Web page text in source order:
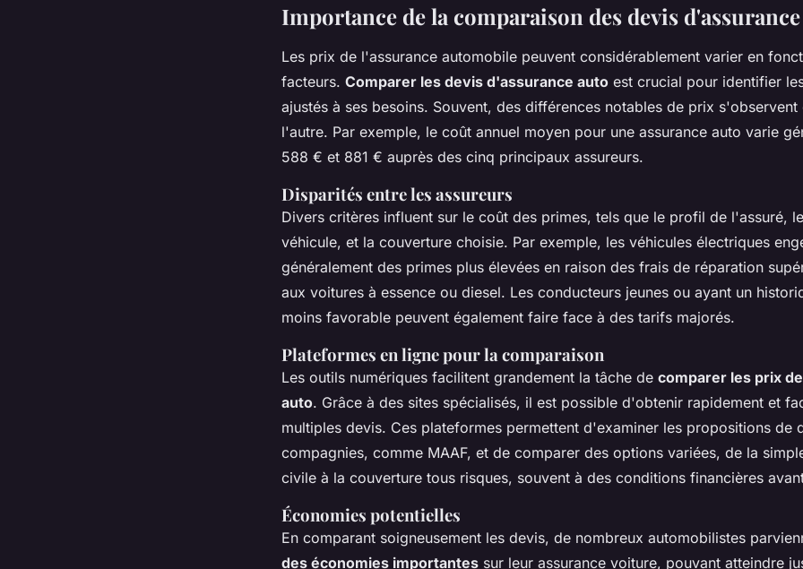
Importance de la comparaison des devis
Les prix de l'assurance automobile peuvent considérablement varier en
facteurs. Comparer les devis d'assurance auto est crucial pour identifier
ajustés à ses besoins. Souvent, des différences notables de prix s'observent
l'autre. Par exemple, le coût annuel moyen pour une assurance auto varie
588 € et 881 € auprès des cinq principaux assureurs.
Disparités entre les assureurs
Divers critères influent sur le coût des primes, tels que le profil de l'assuré,
véhicule, et la couverture choisie. Par exemple, les véhicules électriques
généralement des primes plus élevées en raison des frais de réparation
aux voitures à essence ou diesel. Les conducteurs jeunes ou ayant un
moins favorable peuvent également faire face à des tarifs majorés.
Plateformes en ligne pour la comparaison
Les outils numériques facilitent grandement la tâche de comparer les prix
auto. Grâce à des sites spécialisés, il est possible d'obtenir rapidement et
multiples devis. Ces plateformes permettent d'examiner les propositions de
compagnies, comme MAAF, et de comparer des options variées, de la
civile à la couverture tous risques, souvent à des conditions financières
Économies potentielles
En comparant soigneusement les devis, de nombreux automobilistes
des économies importantes sur leur assurance voiture, pouvant atteindre